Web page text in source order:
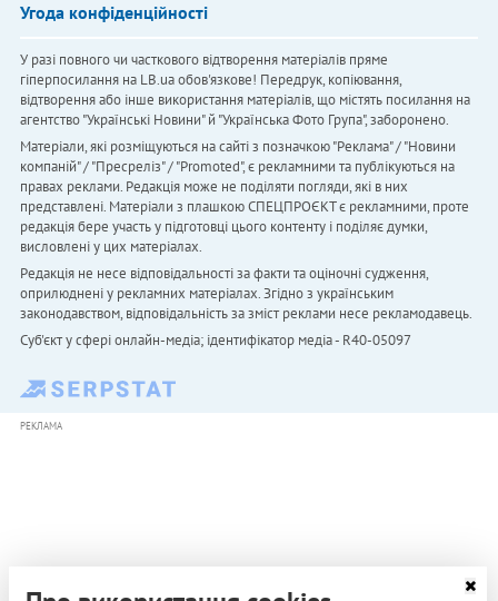
Угода конфіденційності
У разі повного чи часткового відтворення матеріалів пряме
гіперпосилання на LB.ua обов'язкове! Передрук, копіювання,
відтворення або інше використання матеріалів, що містять посилання на
агентство "Українськi Новини" й "Українська Фото Група", заборонено.
Матеріали, які розміщуються на сайті з позначкою "Реклама" / "Новини
компаній" / "Пресреліз" / "Promoted", є рекламними та публікуються на
правах реклами. Редакція може не поділяти погляди, які в них
представлені. Матеріали з плашкою СПЕЦПРОЄКТ є рекламними, проте
редакція бере участь у підготовці цього контенту і поділяє думки,
висловлені у цих матеріалах.
Редакція не несе відповідальності за факти та оціночні судження,
оприлюднені у рекламних матеріалах. Згідно з українським
законодавством, відповідальність за зміст реклами несе рекламодавець.
Cуб'єкт у сфері онлайн-медіа; ідентифікатор медіа - R40-05097
РЕКЛАМА